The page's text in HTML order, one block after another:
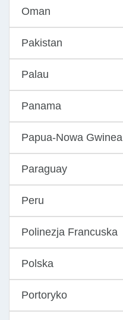
Oman
Pakistan
Palau
Panama
Papua-Nowa Gwinea
Paraguay
Peru
Polinezja Francuska
Polska
Portoryko